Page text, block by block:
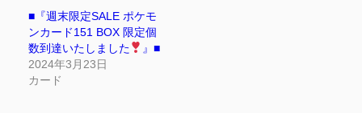
■『週末限定SALE ポケモ
ンカード151 BOX 限定個
数到達いたしました
』■
2024年3月23日
カード